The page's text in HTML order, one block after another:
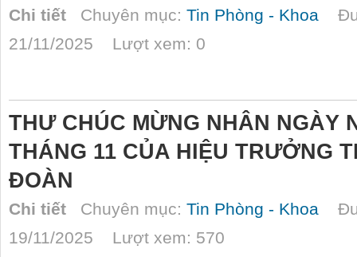
Chi tiết Chuyên mục: Tin Phòng - Khoa
21/11/2025 Lượt xem: 0
THƯ CHÚC MỪNG NHÂN NGÀY
THÁNG 11 CỦA HIỆU TRƯỞNG
ĐOÀN
Chi tiết Chuyên mục: Tin Phòng - Khoa
19/11/2025 Lượt xem: 570